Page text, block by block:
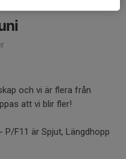
och vi är flera från
att vi blir fler!
F11 är Spjut, Längdhopp